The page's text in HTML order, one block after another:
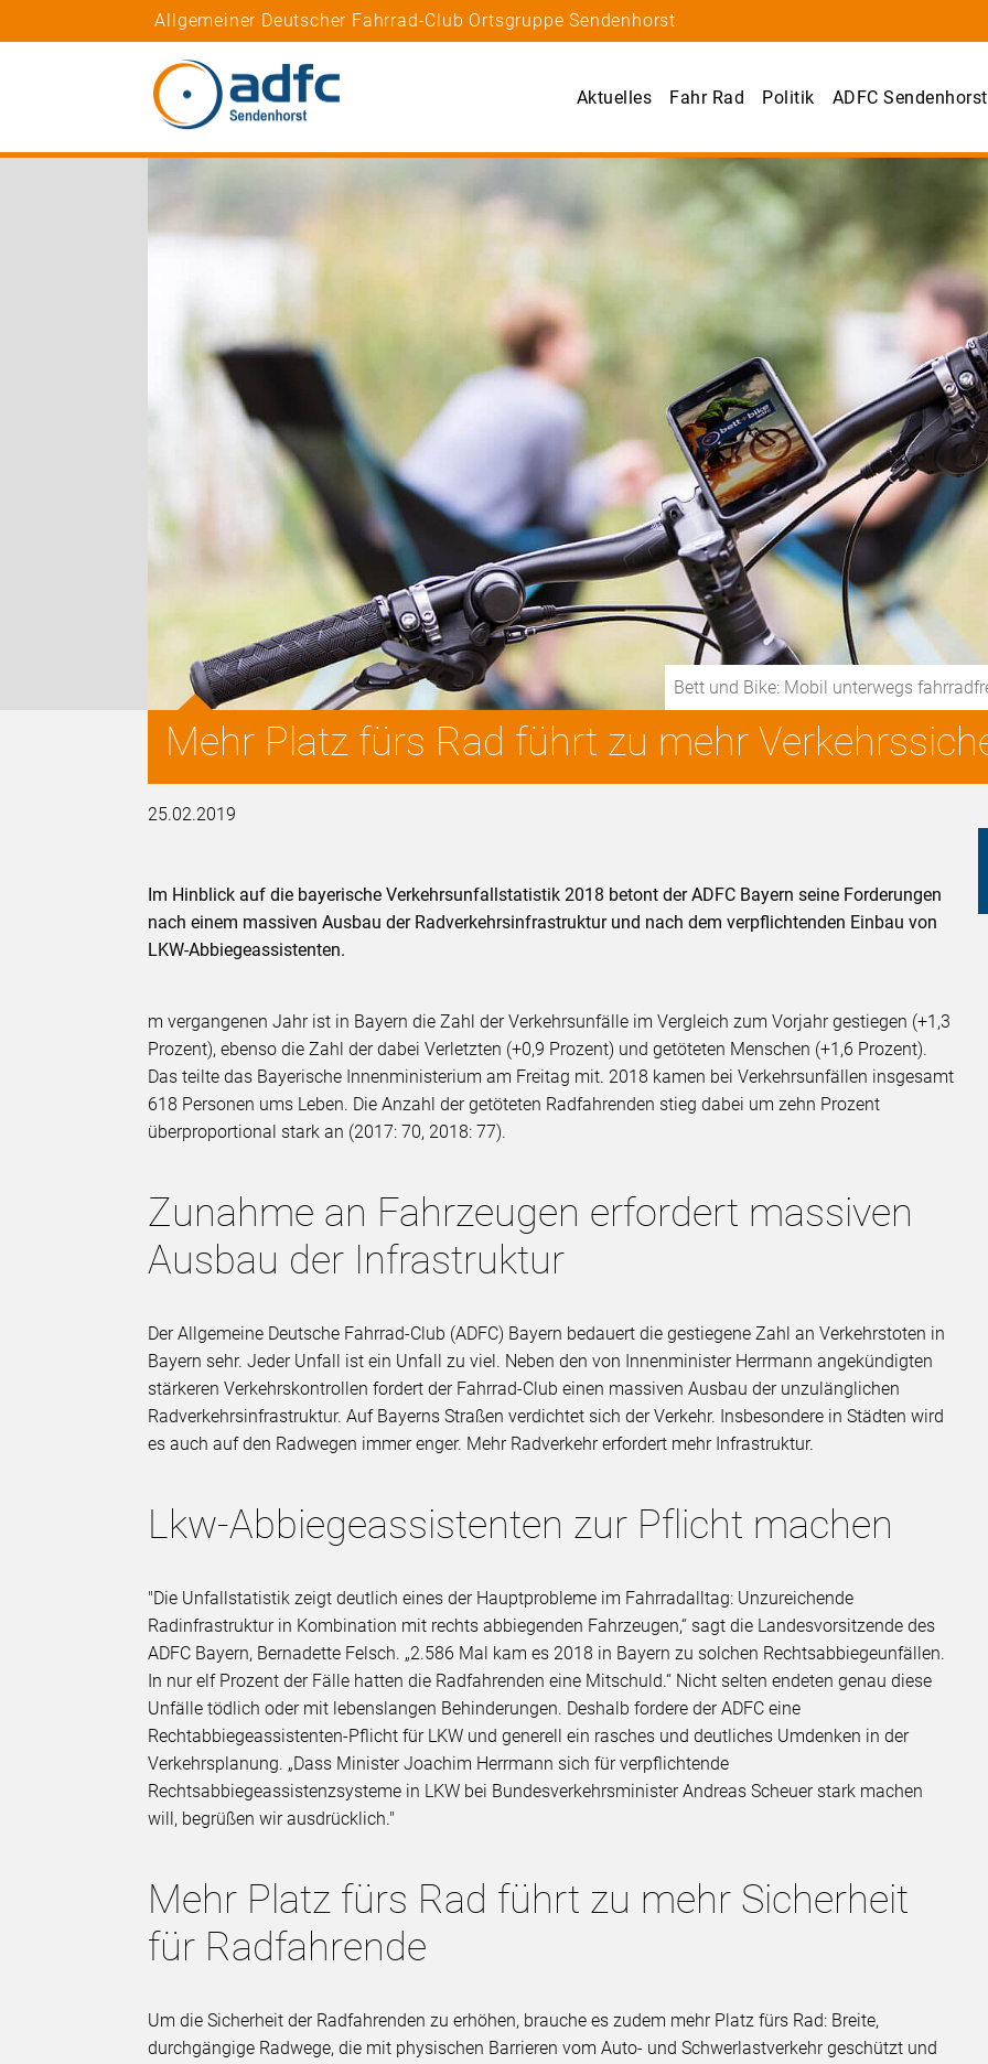
Allgemeiner Deutscher Fahrrad-Club Ortsgruppe Sendenhorst
Aktuelles Fahr Rad Politik ADFC Sendenhorst
Bett und Bike: Mobil unterwegs
Mehr Platz fürs Rad führt zu mehr
25.02.2019
Im Hinblick auf die bayerische Verkehrsunfallstatistik 2018 betont der ADFC Bayern seine Forderungen
nach einem massiven Ausbau der Radverkehrsinfrastruktur und nach dem verpflichtenden Einbau von
LKW-Abbiegeassistenten.
m vergangenen Jahr ist in Bayern die Zahl der Verkehrsunfälle im Vergleich zum Vorjahr gestiegen (+1,3
Prozent), ebenso die Zahl der dabei Verletzten (+0,9 Prozent) und getöteten Menschen (+1,6 Prozent).
Das teilte das Bayerische Innenministerium am Freitag mit. 2018 kamen bei Verkehrsunfällen insgesamt
618 Personen ums Leben. Die Anzahl der getöteten Radfahrenden stieg dabei um zehn Prozent
überproportional stark an (2017: 70, 2018: 77).
Zunahme an Fahrzeugen erfordert massiven
Ausbau der Infrastruktur
Der Allgemeine Deutsche Fahrrad-Club (ADFC) Bayern bedauert die gestiegene Zahl an Verkehrstoten in
Bayern sehr. Jeder Unfall ist ein Unfall zu viel. Neben den von Innenminister Herrmann angekündigten
stärkeren Verkehrskontrollen fordert der Fahrrad-Club einen massiven Ausbau der unzulänglichen
Radverkehrsinfrastruktur. Auf Bayerns Straßen verdichtet sich der Verkehr. Insbesondere in Städten wird
es auch auf den Radwegen immer enger. Mehr Radverkehr erfordert mehr Infrastruktur.
Lkw-Abbiegeassistenten zur Pflicht machen
"Die Unfallstatistik zeigt deutlich eines der Hauptprobleme im Fahrradalltag: Unzureichende
Radinfrastruktur in Kombination mit rechts abbiegenden Fahrzeugen,“ sagt die Landesvorsitzende des
ADFC Bayern, Bernadette Felsch. „2.586 Mal kam es 2018 in Bayern zu solchen Rechtsabbiegeunfällen.
In nur elf Prozent der Fälle hatten die Radfahrenden eine Mitschuld.“ Nicht selten endeten genau diese
Unfälle tödlich oder mit lebenslangen Behinderungen. Deshalb fordere der ADFC eine
Rechtabbiegeassistenten-Pflicht für LKW und generell ein rasches und deutliches Umdenken in der
Verkehrsplanung. „Dass Minister Joachim Herrmann sich für verpflichtende
Rechtsabbiegeassistenzsysteme in LKW bei Bundesverkehrsminister Andreas Scheuer stark machen
will, begrüßen wir ausdrücklich."
Mehr Platz fürs Rad führt zu mehr Sicherheit
für Radfahrende
Um die Sicherheit der Radfahrenden zu erhöhen, brauche es zudem mehr Platz fürs Rad: Breite,
durchgängige Radwege, die mit physischen Barrieren vom Auto- und Schwerlastverkehr geschützt und